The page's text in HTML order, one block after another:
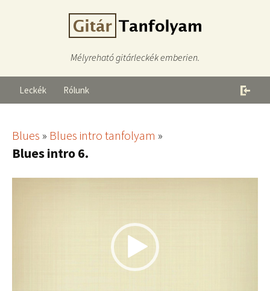
Mélyreható gitárleckék emberien.
Leckék Rólunk
Blues » Blues intro tanfolyam »
Blues intro 6.